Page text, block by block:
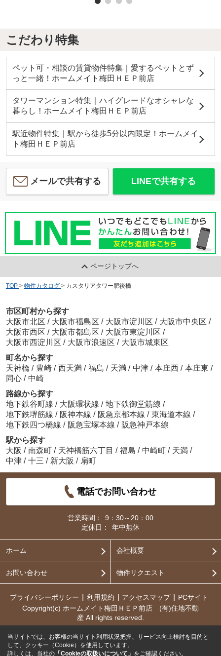
こだわり特集
ペット可・相談の賃貸物件特集｜愛するペットとず
っと一緒！ホームメイト梅田ＨＥＰ前店
タワーマンション特集｜ハイグレードなオシャレな
暮らし！ホームメイト梅田ＨＥＰ前店
駅近物件特集｜駅から徒歩5分以内限定！ホームメイ
ト梅田ＨＥＰ前店
メールで共有する LINEで共有する
ページトップへ
TOP > 物件カタログ > カスタリアタワー肥後橋
市区町村から探す
大阪市北区 / 大阪市福島区 / 大阪市淀川区 / 大阪市中央区 /
大阪市西区 / 大阪市都島区 / 大阪市東淀川区 /
大阪市西淀川区 / 大阪市浪速区 / 大阪市城東区
町名から探す
天神橋 / 豊崎 / 西天満 / 福島 / 天満 / 中津 / 本庄西 / 本庄東 /
同心 / 中崎
路線から探す
地下鉄谷町線 / 大阪環状線 / 地下鉄御堂筋線 /
地下鉄堺筋線 / 阪神本線 / 阪急京都本線 / 東海道本線 /
地下鉄四つ橋線 / 阪急宝塚本線 / 阪急神戸本線
駅から探す
大阪 / 南森町 / 天神橋筋六丁目 / 福島 / 中崎町 / 天満 /
中津 / 十三 / 新大阪 / 扇町
電話でお問い合わせ
営業時間：
9：30～20：00
定休日：
年中無休
ホーム 会社概要
お問い合わせ 物件リクエスト
プライバシーポリシー 利用規約 アクセスマップ
PCサイト
Copyright(c) ホームメイト梅田ＨＥＰ前店 (有)住地不動
産 All rights reserved.
当サイトでは、お客様の当サイト利用状況把握、サービス向上検討を目的と
して、クッキー（Cookie）を使用しています。
詳しくは、当社の 「Cookieの取扱いについて」 をご確認ください。